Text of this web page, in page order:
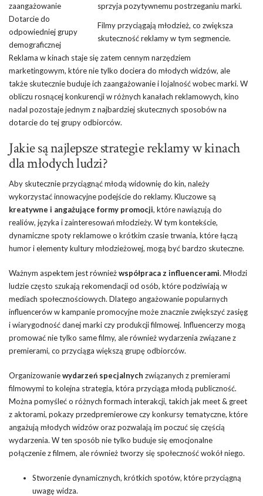
zaangażowanie
sprzyja pozytywnemu postrzeganiu marki.
Dotarcie do
odpowiedniej grupy
demograficznej
Filmy przyciągają młodzież, co zwiększa
skuteczność reklamy w tym segmencie.
Reklama w kinach staje się zatem cennym narzędziem
marketingowym, które nie tylko dociera do młodych widzów, ale
także skutecznie buduje ich zaangażowanie i lojalność wobec marki. W
obliczu rosnącej konkurencji w różnych kanałach reklamowych, kino
nadal pozostaje jednym z najbardziej skutecznych sposobów na
dotarcie do tej grupy odbiorców.
Jakie są najlepsze strategie reklamy w kinach
dla młodych ludzi?
Aby skutecznie przyciągnąć młodą widownię do kin, należy
wykorzystać innowacyjne podejście do reklamy. Kluczowe są
kreatywne i angażujące formy promocji, które nawiązują do
realiów, języka i zainteresowań młodzieży. W tym kontekście,
dynamiczne spoty reklamowe o krótkim czasie trwania, które łączą
humor i elementy kultury młodzieżowej, mogą być bardzo skuteczne.
Ważnym aspektem jest równieżwspółpraca z influencerami. Młodzi
ludzie często szukają rekomendacji od osób, które podziwiają w
mediach społecznościowych. Dlatego angażowanie popularnych
influencerów w kampanie promocyjne może znacznie zwiększyć zasięg
i wiarygodność danej marki czy produkcji filmowej. Influencerzy mogą
promować nie tylko same filmy, ale również wydarzenia związane z
premierami, co przyciąga większą grupę odbiorców.
Organizowaniewydarzeń specjalnych związanych z premierami
filmowymi to kolejna strategia, która przyciąga młodą publiczność.
Można pomyśleć o różnych formach interakcji, takich jak meet & greet
z aktorami, pokazy przedpremierowe czy konkursy tematyczne, które
angażują młodych widzów oraz pozwalają im poczuć się częścią
wydarzenia. W ten sposób nie tylko buduje się emocjonalne
połączenie z filmem, ale również tworzy się społeczność wokół niego.
Stworzenie dynamicznych, krótkich spotów, które przyciągną
uwagę widza.